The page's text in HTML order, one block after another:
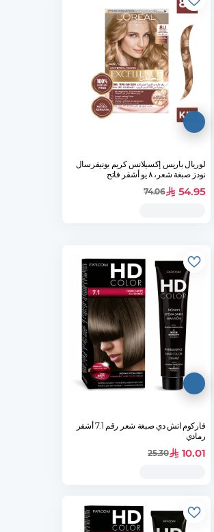
لوريال باريس إكسيلانس كريم يونيفرسال
نودز صبغة شعر، ٨ يو أشقر فاتح
54.95
74.06
فاركوم اتش دي صبغة شعر رقم 7.1 أشقر
رمادي
10.01
25.30